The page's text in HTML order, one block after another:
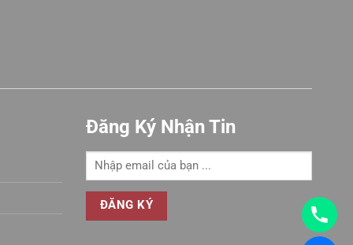
Đăng Ký Nhận Tin